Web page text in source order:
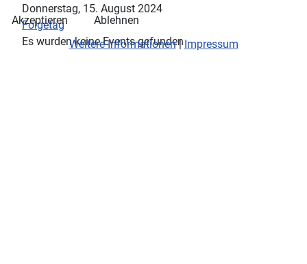
Donnerstag, 15. August 2024
Folgetag
Es wurden keine Events gefunden
Akzeptieren
Ablehnen
Weitere Informationen|Impressum